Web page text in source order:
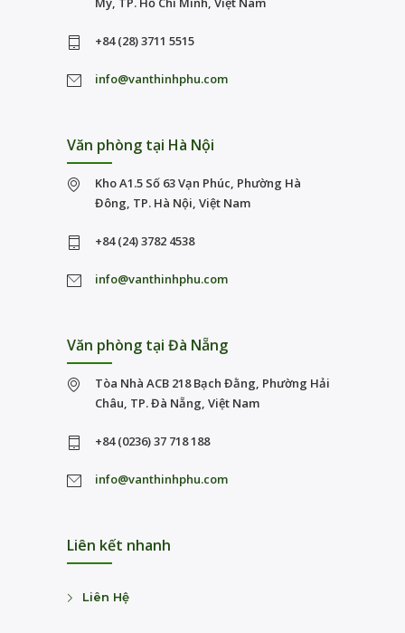
+84 (28) 3711 5515
info@vanthinhphu.com
Văn phòng tại Hà Nội
Kho A1.5 Số 63 Vạn Phúc, Phường Hà
Đông, TP. Hà Nội, Việt Nam
+84 (24) 3782 4538
info@vanthinhphu.com
Văn phòng tại Đà Nẵng
Tòa Nhà ACB 218 Bạch Đằng, Phường Hải
Châu, TP. Đà Nẵng, Việt Nam
+84 (0236) 37 718 188
info@vanthinhphu.com
Liên kết nhanh
Liên Hệ